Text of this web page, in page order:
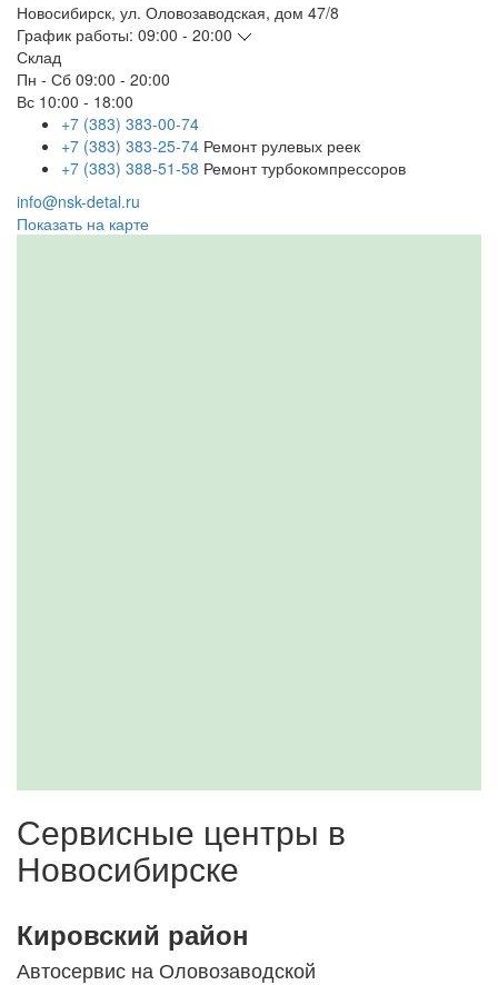
Новосибирск, ул. Оловозаводская, дом 47/8
График работы: 09:00 - 20:00
Склад
Пн - Сб 09:00 - 20:00
Вс 10:00 - 18:00
+7 (383) 383-00-74
+7 (383) 383-25-74 Ремонт рулевых реек
+7 (383) 388-51-58 Ремонт турбокомпрессоров
info@nsk-detal.ru
Показать на карте
Сервисные центры в
Новосибирске
Кировский район
Автосервис на Оловозаводской